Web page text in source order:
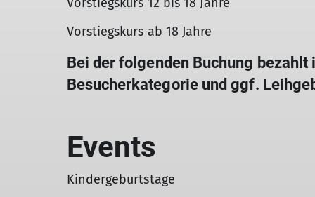
Vorstiegskurs ab 18 Jahre
Bei der folgenden Buchung
Besucherkategorie und ggf.
Events
Kindergeburtstage